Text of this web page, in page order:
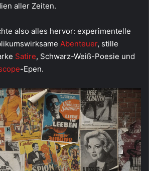
aller Zeiten.
also alles hervor: experimentelle
Abenteuer, stille
Satire, Schwarz-Weiß-Poesie und
-Epen.